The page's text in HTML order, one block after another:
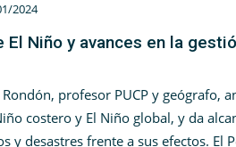
2024
El Niño y avances en la
profesor PUCP y geógrafo,
costero y El Niño global, y da
y desastres frente a sus efectos. El